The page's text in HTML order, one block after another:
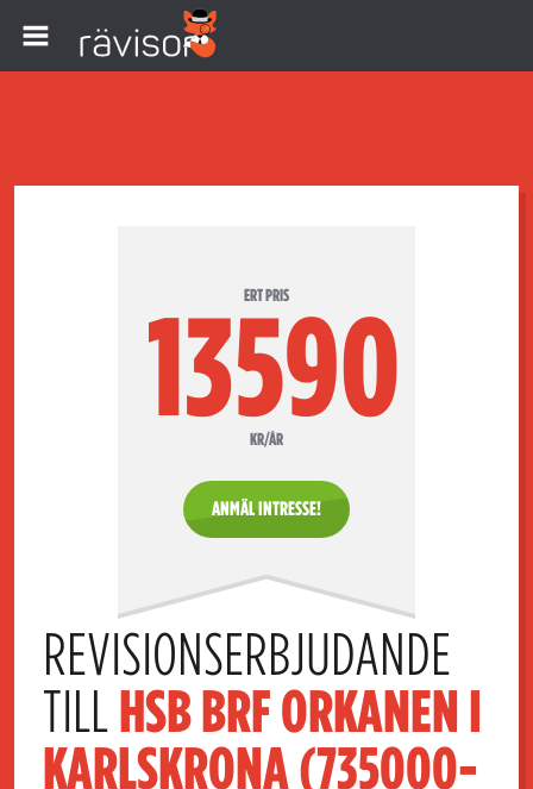
ERT PRIS
13590
KR/ÅR
ANMÄL INTRESSE!
REVISIONSERBJUDANDE
TILL HSB BRF ORKANEN I
KARLSKRONA (735000-